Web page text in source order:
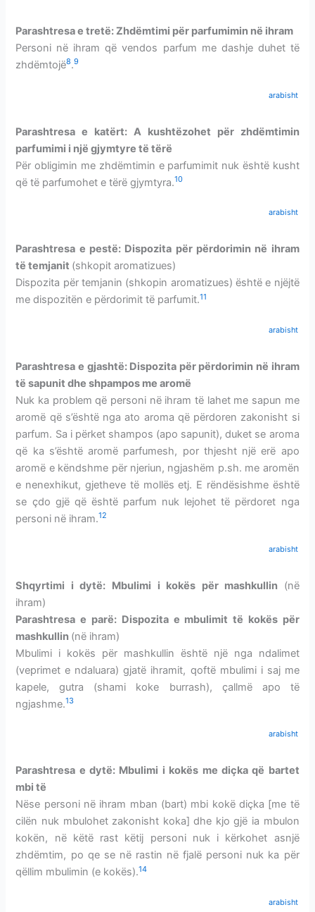
Parashtresa e tretë: Zhdëmtimi për parfumimin në ihram
Personi në ihram që vendos parfum me dashje duhet të
zhdëmtojë8.9
arabisht
Parashtresa e katërt: A kushtëzohet për zhdëmtimin
parfumimi i një gjymtyre të tërë
Për obligimin me zhdëmtimin e parfumimit nuk është kusht
që të parfumohet e tërë gjymtyra.10
arabisht
Parashtresa e pestë: Dispozita për përdorimin në ihram
të temjanit (shkopit aromatizues)
Dispozita për temjanin (shkopin aromatizues) është e njëjtë
me dispozitën e përdorimit të parfumit.11
arabisht
Parashtresa e gjashtë: Dispozita për përdorimin në ihram
të sapunit dhe shpampos me aromë
Nuk ka problem që personi në ihram të lahet me sapun me
aromë që s’është nga ato aroma që përdoren zakonisht si
parfum. Sa i përket shampos (apo sapunit), duket se aroma
që ka s’është aromë parfumesh, por thjesht një erë apo
aromë e këndshme për njeriun, ngjashëm p.sh. me aromën
e nenexhikut, gjetheve të mollës etj. E rëndësishme është
se çdo gjë që është parfum nuk lejohet të përdoret nga
personi në ihram.12
arabisht
Shqyrtimi i dytë: Mbulimi i kokës për mashkullin (në
ihram)
Parashtresa e parë: Dispozita e mbulimit të kokës për
mashkullin (në ihram)
Mbulimi i kokës për mashkullin është një nga ndalimet
(veprimet e ndaluara) gjatë ihramit, qoftë mbulimi i saj me
kapele, gutra (shami koke burrash), çallmë apo të
ngjashme.13
arabisht
Parashtresa e dytë: Mbulimi i kokës me diçka që bartet
mbi të
Nëse personi në ihram mban (bart) mbi kokë diçka [me të
cilën nuk mbulohet zakonisht koka] dhe kjo gjë ia mbulon
kokën, në këtë rast këtij personi nuk i kërkohet asnjë
zhdëmtim, po qe se në rastin në fjalë personi nuk ka për
qëllim mbulimin (e kokës).14
arabisht